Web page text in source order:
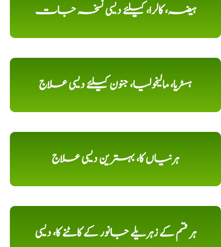
ہیضہ، کالرا، کیلئے دیسی نسخہ جات
ہسٹریا، مالیخولیا، جنون کیلئے دیسی علاج
ہرنیاں کا، بہترین دیسی علاج
ہر قسم کے زہریلے جانور کے کاٹنے کا، دیسی